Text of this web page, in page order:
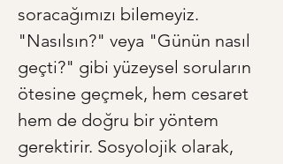
soracağımızı bilemeyiz.
"Nasılsın?" veya "Günün nasıl
geçti?" gibi yüzeysel soruların
ötesine geçmek, hem cesaret
hem de doğru bir yöntem
gerektirir. Sosyolojik olarak,